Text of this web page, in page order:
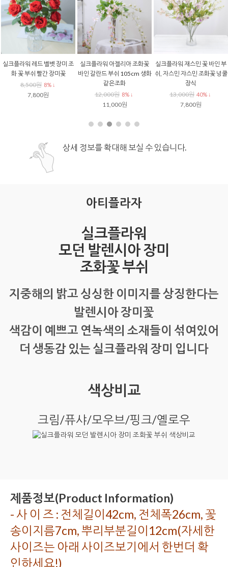
실크플라워 네추럴 제라늄 조
화꽃 부쉬 대 62cm
32,000원 9% ↓
29,000원
실크플라워 튤립조화 프레쉬
망고튤립 다섯송이 번들 조화
꽃 부쉬
8,200원
9% ↓
7,500원
실크플라워 스프링 엘더베리
조화꽃 부쉬 예쁜 생화같은 감
성 조화
7,100원 8% ↓
6,500원
상세 정보를 확대해 보실 수 있습니다.
아티플라자
실크플라워
모던 발렌시아 장미
조화꽃 부쉬
지중해의 밝고 싱싱한 이미지를 상징한다는
발렌시아 장미꽃
색감이 예쁘고 연녹색의 소재들이 섞여있어
더 생동감 있는 실크플라워 장미 입니다
색상비교
크림/퓨샤/모우브/핑크/옐로우
제품정보(Product Information)
- 사 이 즈 : 전체길이42cm, 전체폭26cm, 꽃
송이지름7cm, 뿌리부분길이12cm(자세한
사이즈는 아래 사이즈보기에서 한번더 확
인하세요!)